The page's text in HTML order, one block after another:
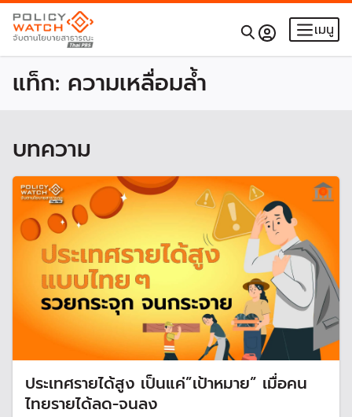
เมนู
แท็ก: ความเหลื่อมล้ำ
บทความ
ประเทศรายได้สูง เป็นแค่”เป้าหมาย” เมื่อคน
ไทยรายได้ลด-จนลง